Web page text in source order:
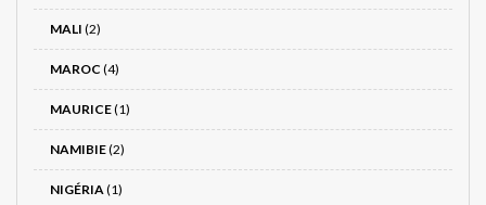
MALI (2)
MAROC (4)
MAURICE(1)
NAMIBIE(2)
NIGÉRIA (1)